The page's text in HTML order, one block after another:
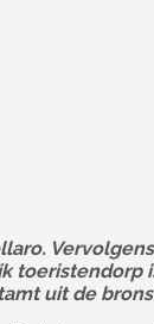
uit de